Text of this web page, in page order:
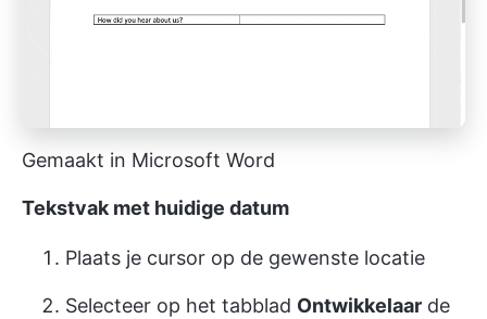
Gemaakt in Microsoft Word
Tekstvak met huidige datum
Plaats je cursor op de gewenste locatie
Selecteer op het tabblad Ontwikkelaar de